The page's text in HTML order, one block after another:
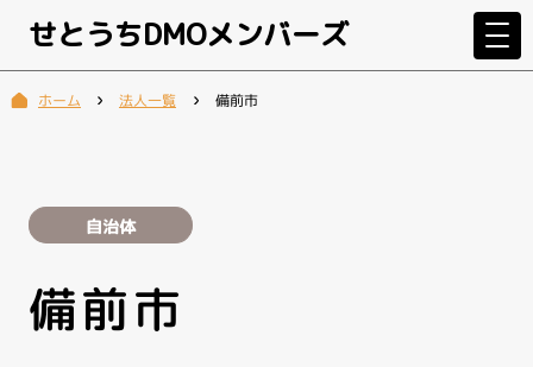
せとうちDMOメンバーズ
ホーム 法人一覧 備前市
自治体
備前市